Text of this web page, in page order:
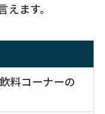
ます。
料コーナーの